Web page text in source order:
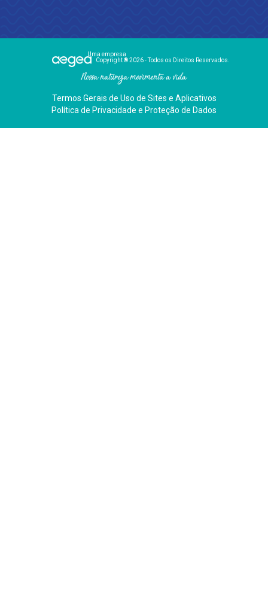
Uma empresa
Copyright ® 2026 - Todos os Direitos Reservados.
Nossa natureza movimenta a vida
Termos Gerais de Uso de Sites e Aplicativos
Política de Privacidade e Proteção de Dados